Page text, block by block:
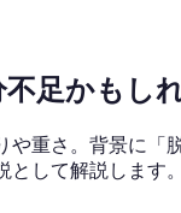
足かもし
や重さ。背景に
として解説します。